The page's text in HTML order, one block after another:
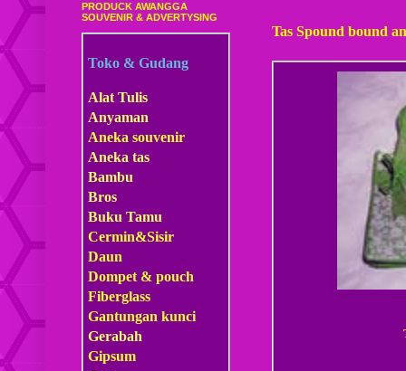
Tas Spound bound
PRODUCK AWANGGA
SOUVENIR & ADVERTYSING
Toko & Gudang
Alat Tulis
Anyaman
Aneka souvenir
Aneka tas
Bambu
Bros
Buku Tamu
Cermin&Sisir
Daun
Dompet & pouch
Fiberglass
Gantungan kunci
Gerabah
Gipsum